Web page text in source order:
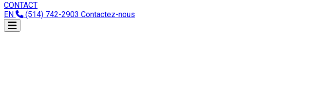
CONTACT
EN
(514) 742-2903 Contactez-nous